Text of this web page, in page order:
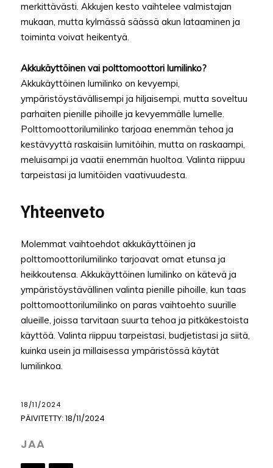
merkittävästi. Akkujen kesto vaihtelee valmistajan
mukaan, mutta kylmässä säässä akun lataaminen ja
toiminta voivat heikentyä.
Akkukäyttöinen vai polttomoottori lumilinko?
Akkukäyttöinen lumilinko on kevyempi,
ympäristöystävällisempi ja hiljaisempi, mutta soveltuu
parhaiten pienille pihoille ja kevyemmälle lumelle.
Polttomoottorilumilinko tarjoaa enemmän tehoa ja
kestävyyttä raskaisiin lumitöihin, mutta on raskaampi,
meluisampi ja vaatii enemmän huoltoa. Valinta riippuu
tarpeistasi ja lumitöiden vaativuudesta.
Yhteenveto
Molemmat vaihtoehdot akkukäyttöinen ja
polttomoottorilumilinko tarjoavat omat etunsa ja
heikkoutensa. Akkukäyttöinen lumilinko on kätevä ja
ympäristöystävällinen valinta pienille pihoille, kun taas
polttomoottorilumilinko on paras vaihtoehto suurille
alueille, joissa tarvitaan suurta tehoa ja pitkäkestoista
käyttöä. Valinta riippuu tarpeistasi, budjetistasi ja siitä,
kuinka usein ja millaisessa ympäristössä käytät
lumilinkoa.
18/11/2024
PÄIVITETTY: 18/11/2024
JAA